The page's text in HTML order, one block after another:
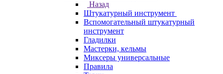
Назад
Штукатурный инструмент
Вспомогательный штукатурный
инструмент
Гладилки
Мастерки, кельмы
Миксеры универсальные
Правила